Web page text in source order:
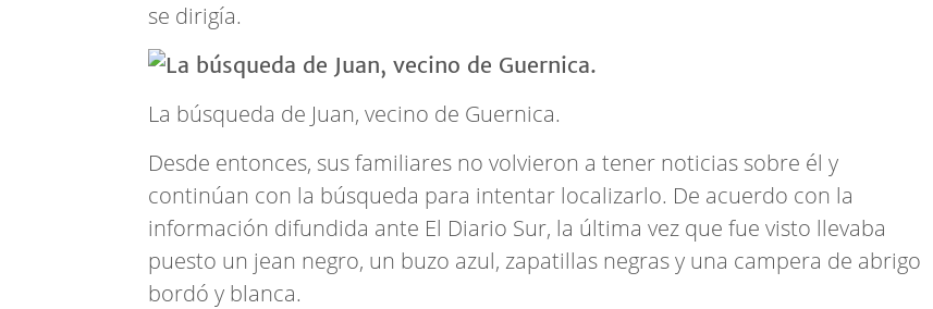
se dirigía.
La búsqueda de Juan, vecino de Guernica.
Desde entonces, sus familiares no volvieron a tener noticias sobre él y
continúan con la búsqueda para intentar localizarlo. De acuerdo con la
información difundida ante El Diario Sur, la última vez que fue visto llevaba
puesto un jean negro, un buzo azul, zapatillas negras y una campera de abrigo
bordó y blanca.